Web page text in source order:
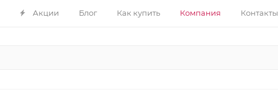
Акции Блог Как купить Компания Контакты